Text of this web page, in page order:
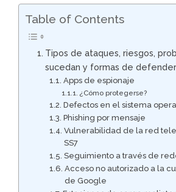
Table of Contents
Tipos de ataques, riesgos,
sucedan y formas de
Apps de espionaje
¿Cómo protegerse?
Defectos en el sistema
Phishing por mensaje
Vulnerabilidad de la red
SS7
Seguimiento a través de
Acceso no autorizado a la
de Google